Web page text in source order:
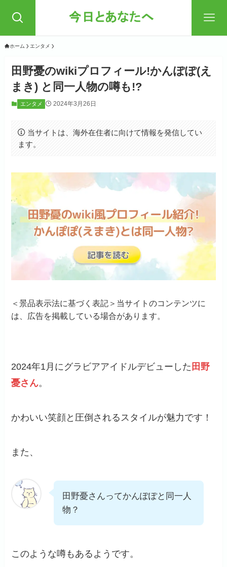
ホーム エンタメ
田野憂のwikiプロフィール!かんぽぽ(え
まき) と同一人物の噂も!?
エンタメ 2024年3月26日
当サイトは、海外在住者に向けて情報を発信してい
ます。
＜景品表示法に基づく表記＞当サイトのコンテンツに
は、広告を掲載している場合があります。
2024年1月にグラビアアイドルデビューした 田野
憂さん。
かわいい笑顔と圧倒されるスタイルが魅力です！
また、
田野憂さんってかんぽぽと同一人
物？
このような噂もあるようです。